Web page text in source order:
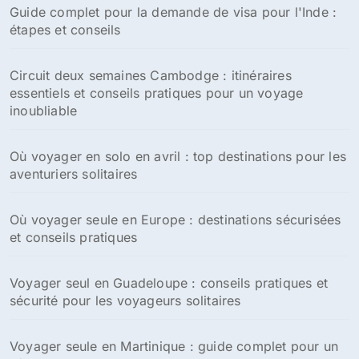
Guide complet pour la demande de visa pour l'Inde :
étapes et conseils
Circuit deux semaines Cambodge : itinéraires
essentiels et conseils pratiques pour un voyage
inoubliable
Où voyager en solo en avril : top destinations pour les
aventuriers solitaires
Où voyager seule en Europe : destinations sécurisées
et conseils pratiques
Voyager seul en Guadeloupe : conseils pratiques et
sécurité pour les voyageurs solitaires
Voyager seule en Martinique : guide complet pour un